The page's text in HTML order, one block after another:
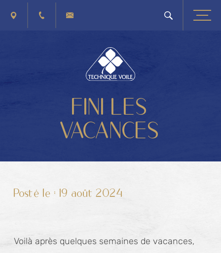
PLAN D'ACCÈS+32 (0) 4 263 40 41
CONTACTEZ-NOUS
FINI LES
VACANCES
Posté le : 19 août 2024
Voilà après quelques semaines de vacances,